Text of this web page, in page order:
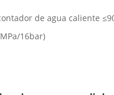
de agua caliente
16bar)